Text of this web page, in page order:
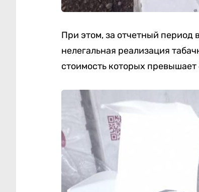
При этом, за отчетный период
нелегальная реализация
стоимость которых